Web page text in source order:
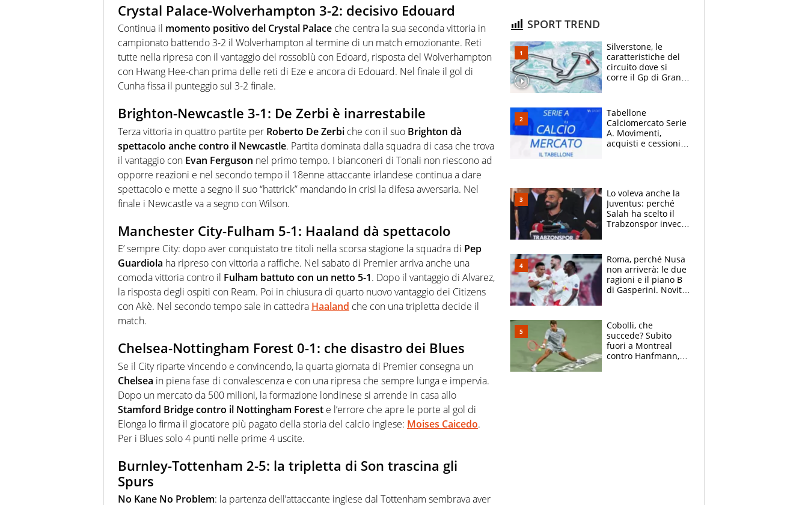
Crystal Palace-Wolverhampton 3-2: decisivo Edouard
Continua il momento positivo del Crystal Palace che centra la sua seconda vittoria in
campionato battendo 3-2 il Wolverhampton al termine di un match emozionante. Reti
tutte nella ripresa con il vantaggio dei rossoblù con Edoard, risposta del Wolverhampton
con Hwang Hee-chan prima delle reti di Eze e ancora di Edouard. Nel finale il gol di
Cunha fissa il punteggio sul 3-2 finale.
Brighton-Newcastle 3-1: De Zerbi è inarrestabile
Terza vittoria in quattro partite per Roberto De Zerbi che con il suo Brighton dà
spettacolo anche contro il Newcastle. Partita dominata dalla squadra di casa che trova
il vantaggio con Evan Ferguson nel primo tempo. I bianconeri di Tonali non riescono ad
opporre reazioni e nel secondo tempo il 18enne attaccante irlandese continua a dare
spettacolo e mette a segno il suo “hattrick” mandando in crisi la difesa avversaria. Nel
finale i Newcastle va a segno con Wilson.
Manchester City-Fulham 5-1: Haaland dà spettacolo
E’ sempre City: dopo aver conquistato tre titoli nella scorsa stagione la squadra di Pep
Guardiola ha ripreso con vittoria a raffiche. Nel sabato di Premier arriva anche una
comoda vittoria contro il Fulham battuto con un netto 5-1. Dopo il vantaggio di Alvarez,
la risposta degli ospiti con Ream. Poi in chiusura di quarto nuovo vantaggio dei Citizens
con Akè. Nel secondo tempo sale in cattedra Haaland che con una tripletta decide il
match.
Chelsea-Nottingham Forest 0-1: che disastro dei Blues
Se il City riparte vincendo e convincendo, la quarta giornata di Premier consegna un
Chelsea in piena fase di convalescenza e con una ripresa che sempre lunga e impervia.
Dopo un mercato da 500 milioni, la formazione londinese si arrende in casa allo
Stamford Bridge contro il Nottingham Forest e l’errore che apre le porte al gol di
Elonga lo firma il giocatore più pagato della storia del calcio inglese: Moises Caicedo.
Per i Blues solo 4 punti nelle prime 4 uscite.
Burnley-Tottenham 2-5: la tripletta di Son trascina gli
Spurs
No Kane No Problem: la partenza dell’attaccante inglese dal Tottenham sembrava aver
SPORT TREND
Silverstone, le
caratteristiche del
circuito dove si
corre il Gp di Gran
Tabellone
Calciomercato Serie
A. Movimenti,
acquisti e cessioni:
Lo voleva anche la
Juventus: perché
Salah ha scelto il
Trabzonspor invece
Roma, perché Nusa
non arriverà: le due
ragioni e il piano B
di Gasperini. Novità
Cobolli, che
succede? Subito
fuori a Montreal
contro Hanfmann,